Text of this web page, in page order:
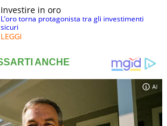
Investire in oro
L’oro torna protagonista tra gli investimenti
sicuri
LEGGI